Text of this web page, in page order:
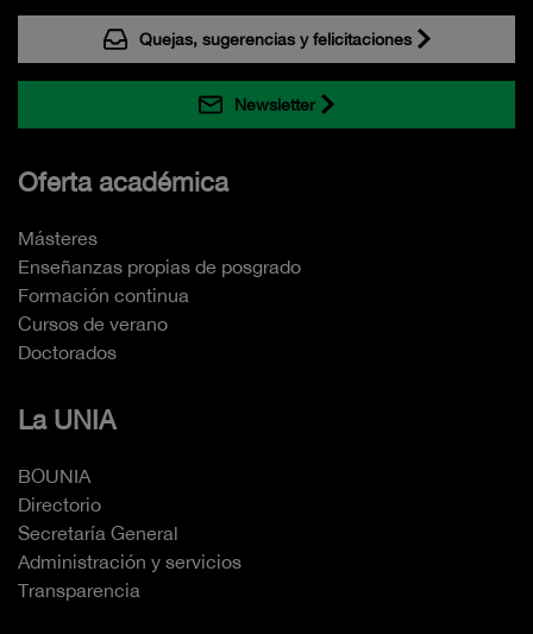
Quejas, sugerencias y felicitaciones
Newsletter
Oferta académica
Másteres
Enseñanzas propias de posgrado
Formación continua
Cursos de verano
Doctorados
La UNIA
BOUNIA
Directorio
Secretaría General
Administración y servicios
Transparencia